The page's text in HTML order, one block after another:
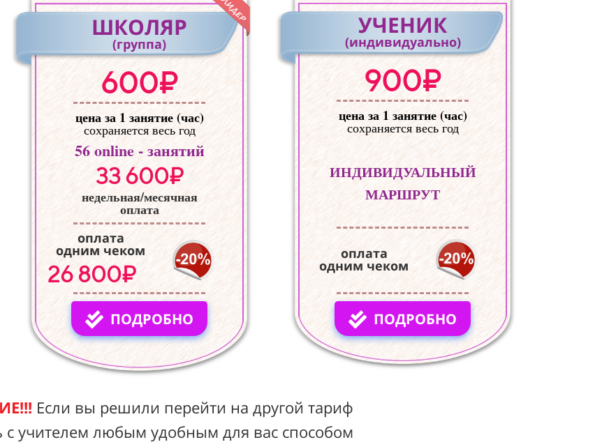
ШКОЛЯР
(группа)
600₽
цена за 1 занятие (час)
сохраняется весь год
56online - занятий
33 600₽
недельная/месячная
оплата
оплата
одним чеком
26 800₽
ПОДРОБНО
УЧЕНИК
(индивидуально)
900₽
цена за 1 занятие (час)
сохраняется весь год
ИНДИВИДУАЛЬНЫЙ
МАРШРУТ
оплата
одним чеком
ПОДРОБНО
Если вы решили перейти на другой тариф
с учителем любым удобным для вас способом